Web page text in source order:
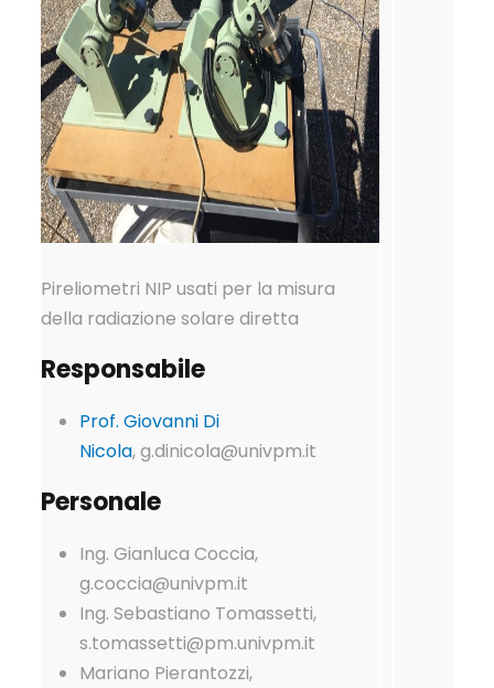
Pireliometri NIP usati per la misura
della radiazione solare diretta
Responsabile
Prof. Giovanni Di
Nicola, g.dinicola@univpm.it
Personale
Ing. Gianluca Coccia,
g.coccia@univpm.it
Ing. Sebastiano Tomassetti,
s.tomassetti@pm.univpm.it
Mariano Pierantozzi,